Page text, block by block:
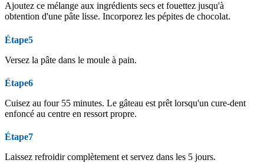
Ajoutez ce mélange aux ingrédients secs et fouettez jusqu'à
obtention d'une pâte lisse. Incorporez les pépites de chocolat.
Étape5
Versez la pâte dans le moule à pain.
Étape6
Cuisez au four 55 minutes. Le gâteau est prêt lorsqu'un cure-dent
enfoncé au centre en ressort propre.
Étape7
Laissez refroidir complètement et servez dans les 5 jours.